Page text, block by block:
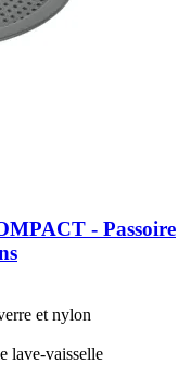
-​ Passoire
et nylon
lave-vaisselle